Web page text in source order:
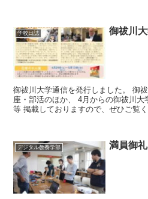
学校日誌 御祓川
御祓川大学通信を発行しました。 御
座・部活のほか、 4月からの御祓川
等 掲載しておりますので、ぜひご覧く
デジタル教養学部 満員御